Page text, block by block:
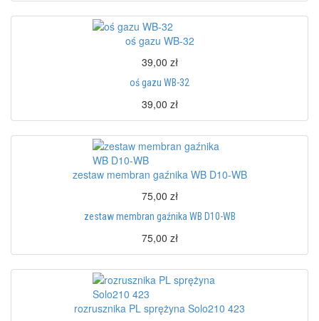
oś gazu WB-32
39,00 zł
oś gazu WB-32
39,00 zł
zestaw membran gaźnika WB D10-WB
75,00 zł
zestaw membran gaźnika WB D10-WB
75,00 zł
rozrusznika PL sprężyna Solo210 423